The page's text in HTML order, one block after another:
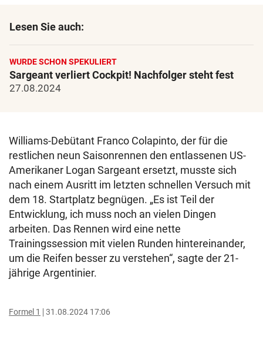
Lesen Sie auch:
WURDE SCHON SPEKULIERT
Sargeant verliert Cockpit! Nachfolger steht fest
27.08.2024
Williams-Debütant Franco Colapinto, der für die
restlichen neun Saisonrennen den entlassenen US-
Amerikaner Logan Sargeant ersetzt, musste sich
nach einem Ausritt im letzten schnellen Versuch mit
dem 18. Startplatz begnügen. „Es ist Teil der
Entwicklung, ich muss noch an vielen Dingen
arbeiten. Das Rennen wird eine nette
Trainingssession mit vielen Runden hintereinander,
um die Reifen besser zu verstehen“, sagte der 21-
jährige Argentinier.
Formel 1 31.08.2024 17:06